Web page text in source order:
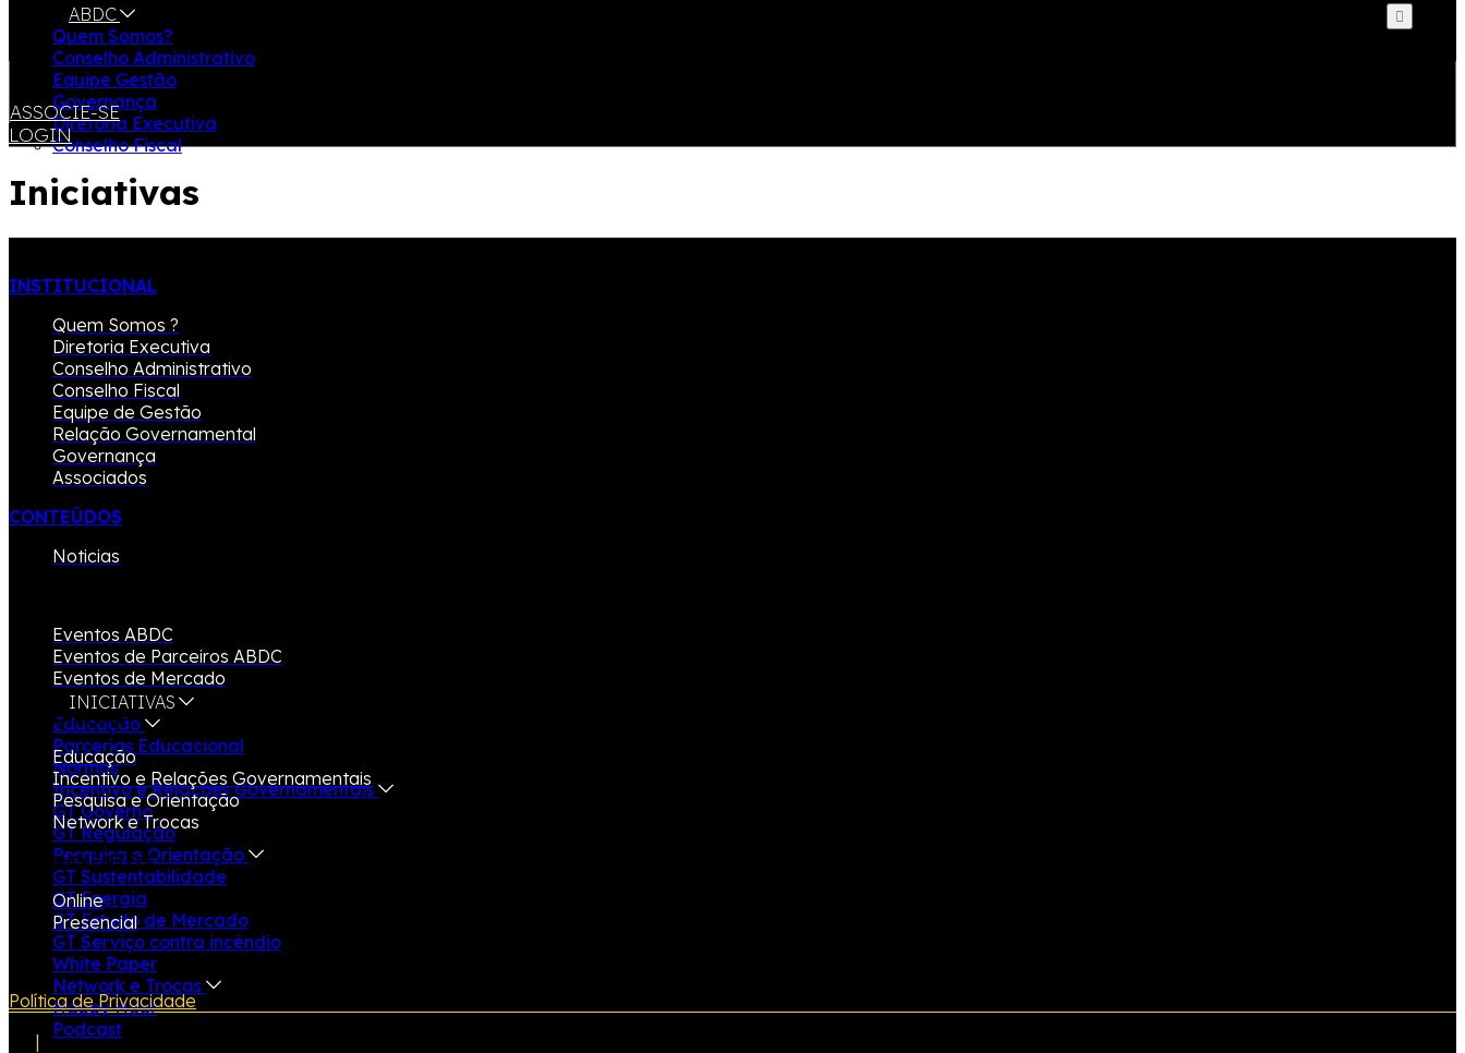
ABDC
Quem Somos?
Conselho Administrativo
Equipe Gestão
Governança
Diretoria Executiva
Conselho Fiscal
INICIATIVAS
Educação
Parcerias Educacional
Normas
Incentivo e Relações Governamentais
GT Governo
GT Regulação
Pesquisa e Orientação
GT Sustentabilidade
GT Energia
GT Estudo de Mercado
GT Serviço contra incêndio
White Paper
Network e Trocas
Happy Hour
Podcast
ASSOCIE-SE
LOGIN
Iniciativas
INSTITUCIONAL
Quem Somos ?
Diretoria Executiva
Conselho Administrativo
Conselho Fiscal
Equipe de Gestão
Relação Governamental
Governança
Associados
CONTEÚDOS
Noticias
Eventos ABDC
Eventos de Parceiros ABDC
Eventos de Mercado
INICIATIVAS
Educação
Incentivo e Relações Governamentais
Pesquisa e Orientação
Network e Trocas
TREINAMENTOS
Online
Presencial
Política de Privacidade
|